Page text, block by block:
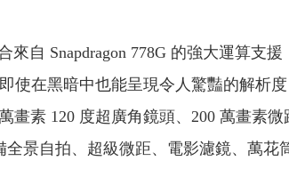
來自 Snapdragon 778G 的強大運算支
使在黑暗中也能呈現令人驚豔的解析
畫素 120 度超廣角鏡頭、200 萬畫素
全景自拍、超級微距、電影濾鏡、萬花